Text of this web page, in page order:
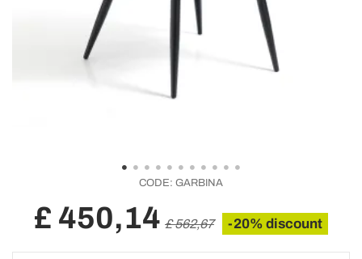
CODE: GARBINA
£ 450,14 £ 562,67 -20% discount